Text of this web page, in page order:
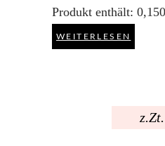
Produkt enthält: 0,150
WEITERLESEN